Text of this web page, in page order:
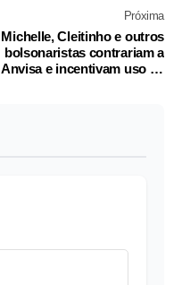
Próxima
Michelle, Cleitinho e outros
bolsonaristas contrariam a
Anvisa e incentivam uso de